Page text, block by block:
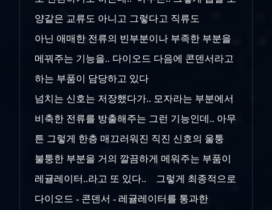
양같은 교류도 아니고 그렇다고 직류도
아닌 애매한 전류의 빈부분이나 부족한 부분을
메꿔주는 기능을.. 다이오드 다음에 콘덴서라고
하는 부품이 담당하고 있다
넘치는 신호는 저장했다가.. 모자라는 부분에서
비축한 전류를 방출해주는 그런 기능인데.. 아무
튼 그렇게 한층 매끄러워진 직진 신호의 울퉁
불퉁한 부분을 거의 깔끔하게 메워주는 부품이
레귤레이터..라고 또 있다.. 그렇게 최종적으로
다이오드 - 콘덴서 - 레귤레이터를 통과한